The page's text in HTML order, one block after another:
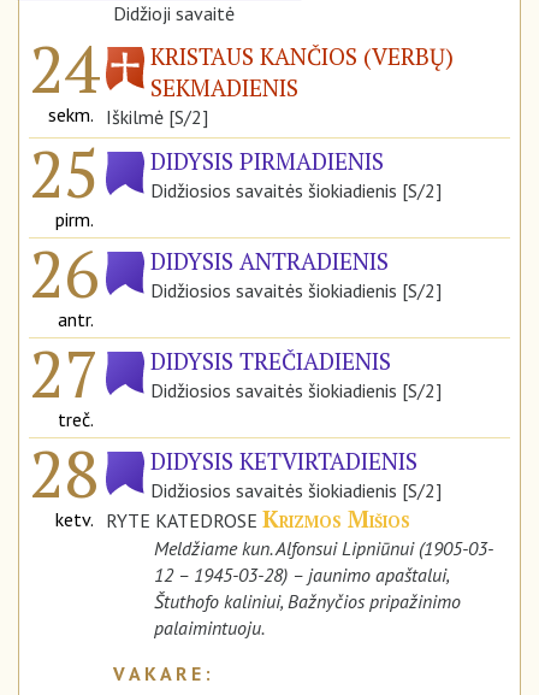
Didžioji savaitė
24
sekm.
KRISTAUS KANČIOS (VERBŲ)
SEKMADIENIS
Iškilmė [S/2]
25
pirm.
DIDYSIS PIRMADIENIS
Didžiosios savaitės šiokiadienis [S/2]
26
antr.
DIDYSIS ANTRADIENIS
Didžiosios savaitės šiokiadienis [S/2]
27
treč.
DIDYSIS TREČIADIENIS
Didžiosios savaitės šiokiadienis [S/2]
28
ketv.
DIDYSIS KETVIRTADIENIS
Didžiosios savaitės šiokiadienis [S/2]
RYTE KATEDROSE Krizmos Mišios
Meldžiame kun. Alfonsui Lipniūnui (1905-03-
12 – 1945-03-28) – jaunimo apaštalui,
Štuthofo kaliniui, Bažnyčios pripažinimo
palaimintuoju.